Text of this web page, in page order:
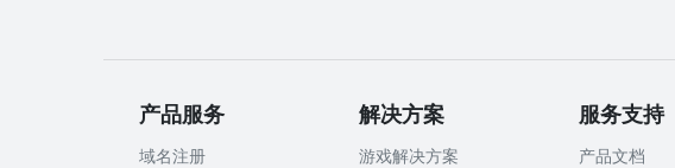
产品服务
域名注册
解决方案
游戏解决方案
服务支持
产品文档